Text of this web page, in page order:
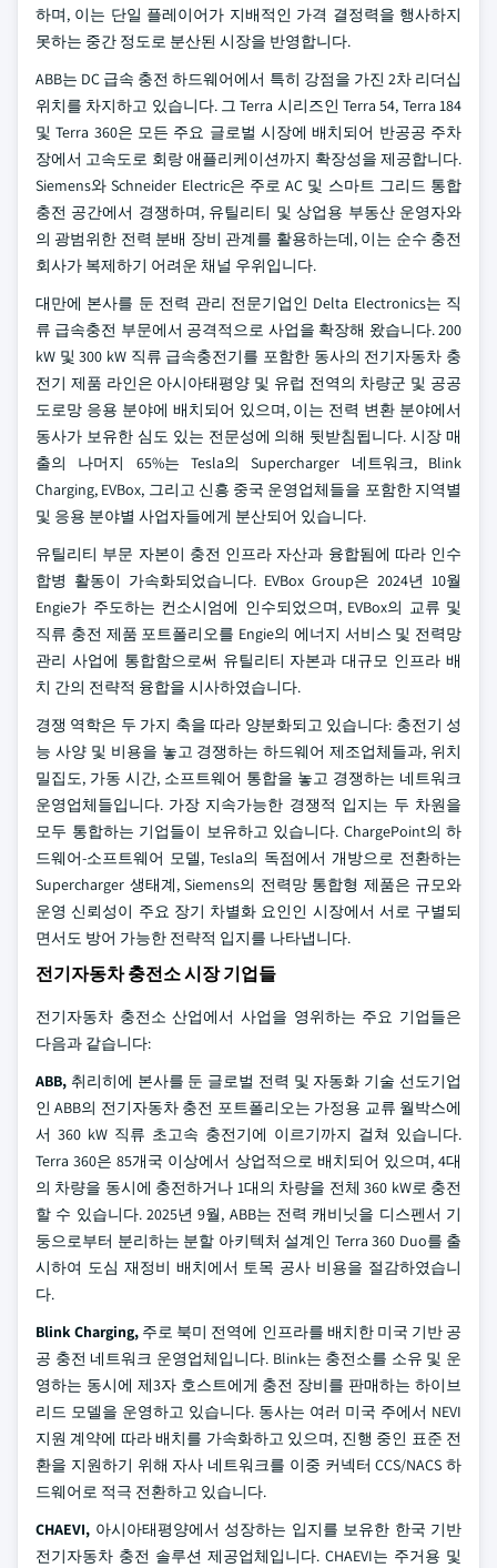
하며, 이는 단일 플레이어가 지배적인 가격 결정력을 행사하지
못하는 중간 정도로 분산된 시장을 반영합니다.
ABB는 DC 급속 충전 하드웨어에서 특히 강점을 가진 2차 리더십
위치를 차지하고 있습니다. 그 Terra 시리즈인 Terra 54, Terra 184
및 Terra 360은 모든 주요 글로벌 시장에 배치되어 반공공 주차
장에서 고속도로 회랑 애플리케이션까지 확장성을 제공합니다.
Siemens와 Schneider Electric은 주로 AC 및 스마트 그리드 통합
충전 공간에서 경쟁하며, 유틸리티 및 상업용 부동산 운영자와
의 광범위한 전력 분배 장비 관계를 활용하는데, 이는 순수 충전
회사가 복제하기 어려운 채널 우위입니다.
대만에 본사를 둔 전력 관리 전문기업인 Delta Electronics는 직
류 급속충전 부문에서 공격적으로 사업을 확장해 왔습니다. 200
kW 및 300 kW 직류 급속충전기를 포함한 동사의 전기자동차 충
전기 제품 라인은 아시아태평양 및 유럽 전역의 차량군 및 공공
도로망 응용 분야에 배치되어 있으며, 이는 전력 변환 분야에서
동사가 보유한 심도 있는 전문성에 의해 뒷받침됩니다. 시장 매
출의 나머지 65%는 Tesla의 Supercharger 네트워크, Blink
Charging, EVBox, 그리고 신흥 중국 운영업체들을 포함한 지역별
및 응용 분야별 사업자들에게 분산되어 있습니다.
유틸리티 부문 자본이 충전 인프라 자산과 융합됨에 따라 인수
합병 활동이 가속화되었습니다. EVBox Group은 2024년 10월
Engie가 주도하는 컨소시엄에 인수되었으며, EVBox의 교류 및
직류 충전 제품 포트폴리오를 Engie의 에너지 서비스 및 전력망
관리 사업에 통합함으로써 유틸리티 자본과 대규모 인프라 배
치 간의 전략적 융합을 시사하였습니다.
경쟁 역학은 두 가지 축을 따라 양분화되고 있습니다: 충전기 성
능 사양 및 비용을 놓고 경쟁하는 하드웨어 제조업체들과, 위치
밀집도, 가동 시간, 소프트웨어 통합을 놓고 경쟁하는 네트워크
운영업체들입니다. 가장 지속가능한 경쟁적 입지는 두 차원을
모두 통합하는 기업들이 보유하고 있습니다. ChargePoint의 하
드웨어-소프트웨어 모델, Tesla의 독점에서 개방으로 전환하는
Supercharger 생태계, Siemens의 전력망 통합형 제품은 규모와
운영 신뢰성이 주요 장기 차별화 요인인 시장에서 서로 구별되
면서도 방어 가능한 전략적 입지를 나타냅니다.
전기자동차 충전소 시장 기업들
전기자동차 충전소 산업에서 사업을 영위하는 주요 기업들은
다음과 같습니다:
ABB, 취리히에 본사를 둔 글로벌 전력 및 자동화 기술 선도기업
인 ABB의 전기자동차 충전 포트폴리오는 가정용 교류 월박스에
서 360 kW 직류 초고속 충전기에 이르기까지 걸쳐 있습니다.
Terra 360은 85개국 이상에서 상업적으로 배치되어 있으며, 4대
의 차량을 동시에 충전하거나 1대의 차량을 전체 360 kW로 충전
할 수 있습니다. 2025년 9월, ABB는 전력 캐비닛을 디스펜서 기
둥으로부터 분리하는 분할 아키텍처 설계인 Terra 360 Duo를 출
시하여 도심 재정비 배치에서 토목 공사 비용을 절감하였습니
다.
Blink Charging, 주로 북미 전역에 인프라를 배치한 미국 기반 공
공 충전 네트워크 운영업체입니다. Blink는 충전소를 소유 및 운
영하는 동시에 제3자 호스트에게 충전 장비를 판매하는 하이브
리드 모델을 운영하고 있습니다. 동사는 여러 미국 주에서 NEVI
지원 계약에 따라 배치를 가속화하고 있으며, 진행 중인 표준 전
환을 지원하기 위해 자사 네트워크를 이중 커넥터 CCS/NACS 하
드웨어로 적극 전환하고 있습니다.
CHAEVI, 아시아태평양에서 성장하는 입지를 보유한 한국 기반
전기자동차 충전 솔루션 제공업체입니다. CHAEVI는 주거용 및